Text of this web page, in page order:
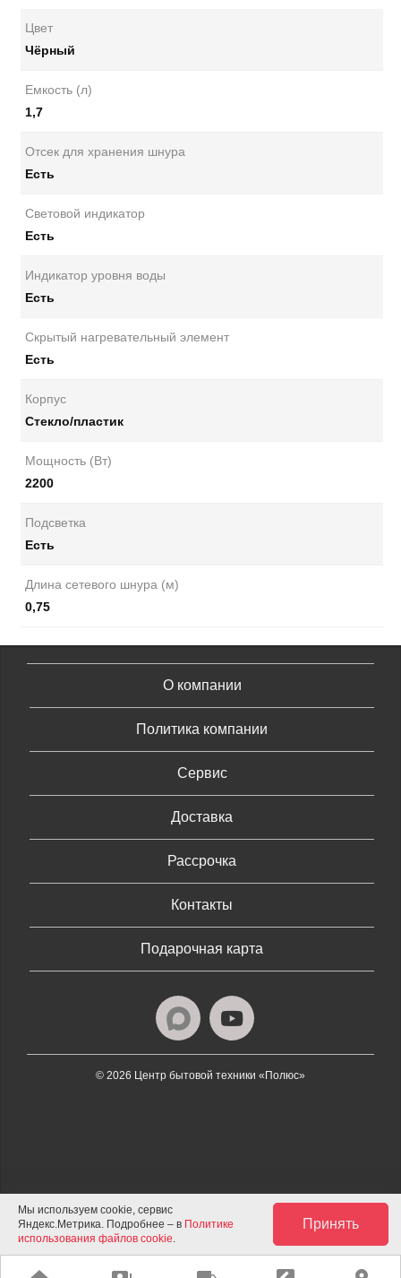
Цвет
Чёрный
Емкость (л)
1,7
Отсек для хранения шнура
Есть
Световой индикатор
Есть
Индикатор уровня воды
Есть
Скрытый нагревательный элемент
Есть
Корпус
Стекло/пластик
Мощность (Вт)
2200
Подсветка
Есть
Длина сетевого шнура (м)
0,75
О компании
Политика компании
Сервис
Доставка
Рассрочка
Контакты
Подарочная карта
© 2026 Центр бытовой техники «Полюс»
Мы используем cookie, сервис
Яндекс.Метрика. Подробнее – в Политике
использования файлов cookie.
Принять